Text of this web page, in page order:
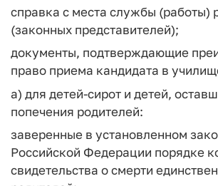
справка с места службы (работы)
(законных представителей);
документы, подтверждающие
право приема кандидата в
а) для детей-сирот и детей,
попечения родителей:
заверенные в установленном
Российской Федерации порядке
свидетельства о смерти